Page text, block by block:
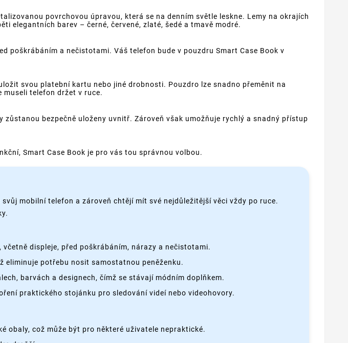
povrchovou úpravou, která se na denním světle leskne. Lemy na okrajích
elegantních barev – černé, červené, zlaté, šedé a tmavě modré.
poškrábáním a nečistotami. Váš telefon bude v pouzdru Smart Case Book v
svou platební kartu nebo jiné drobnosti. Pouzdro lze snadno přeměnit na
telefon držet v ruce.
bezpečně uloženy uvnitř. Zároveň však umožňuje rychlý a snadný přístup
Smart Case Book je pro vás tou správnou volbou.
mobilní telefon a zároveň chtějí mít své nejdůležitější věci vždy po ruce.
displeje, před poškrábáním, nárazy a nečistotami.
eliminuje potřebu nosit samostatnou peněženku.
barvách a designech, čímž se stávají módním doplňkem.
praktického stojánku pro sledování videí nebo videohovory.
obaly, což může být pro některé uživatele nepraktické.